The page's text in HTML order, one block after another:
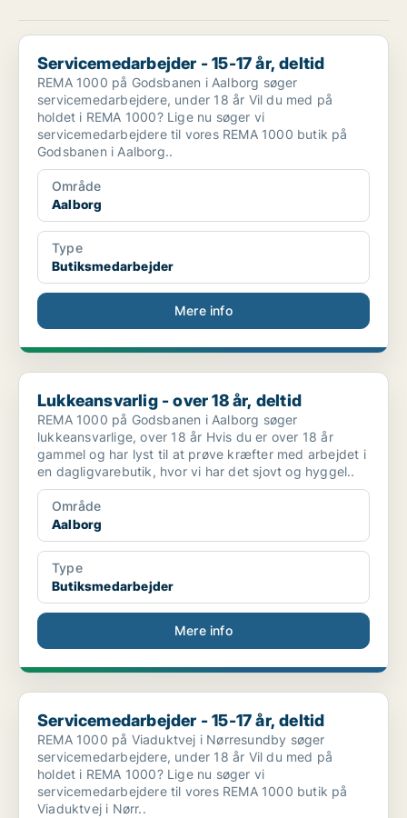
Servicemedarbejder - 15-17 år, deltid
Servicemedarbejder - 15-17 år, deltid
REMA 1000 på Godsbanen i Aalborg søger
servicemedarbejdere, under 18 år Vil du med på
holdet i REMA 1000? Lige nu søger vi
servicemedarbejdere til vores REMA 1000 butik på
Godsbanen i Aalborg..
Område
Aalborg
Type
Butiksmedarbejder
Mere info
Lukkeansvarlig - over 18 år, deltid
Lukkeansvarlig - over 18 år, deltid
REMA 1000 på Godsbanen i Aalborg søger
lukkeansvarlige, over 18 år Hvis du er over 18 år
gammel og har lyst til at prøve kræfter med arbejdet i
en dagligvarebutik, hvor vi har det sjovt og hyggel..
Område
Aalborg
Type
Butiksmedarbejder
Mere info
Servicemedarbejder - 15-17 år, deltid
Servicemedarbejder - 15-17 år, deltid
REMA 1000 på Viaduktvej i Nørresundby søger
servicemedarbejdere, under 18 år Vil du med på
holdet i REMA 1000? Lige nu søger vi
servicemedarbejdere til vores REMA 1000 butik på
Viaduktvej i Nørr..